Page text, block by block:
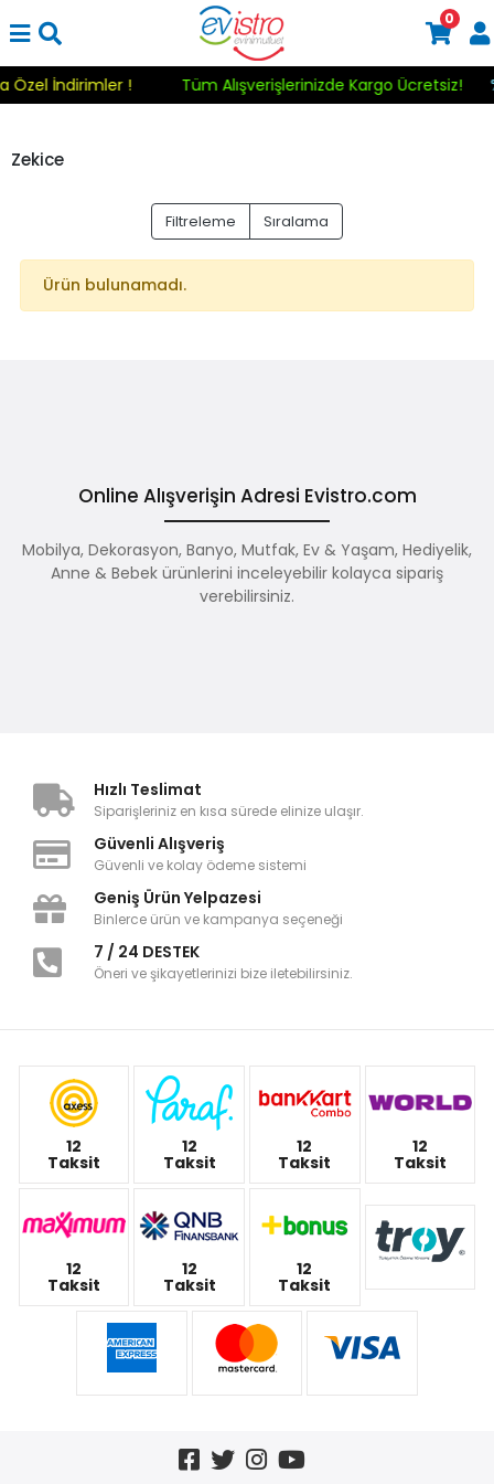
Özel İndirimler ! Tüm Alışverişlerinizde Kargo Ücretsiz!
0
Zekice
Filtreleme Sıralama
Ürün bulunamadı.
Online Alışverişin Adresi Evistro.com
Mobilya, Dekorasyon, Banyo, Mutfak, Ev & Yaşam, Hediyelik,
Anne & Bebek ürünlerini inceleyebilir kolayca sipariş
verebilirsiniz.
Hızlı Teslimat
Siparişleriniz en kısa sürede elinize ulaşır.
Güvenli Alışveriş
Güvenli ve kolay ödeme sistemi
Geniş Ürün Yelpazesi
Binlerce ürün ve kampanya seçeneği
7 / 24 DESTEK
Öneri ve şikayetlerinizi bize iletebilirsiniz.
12
Taksit
12
Taksit
12
Taksit
12
Taksit
12
Taksit
12
Taksit
12
Taksit